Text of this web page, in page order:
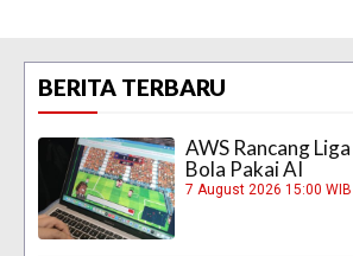
BERITA TERBARU
AWS Rancang
Bola Pakai AI
7 August 2026 15:00 WIB